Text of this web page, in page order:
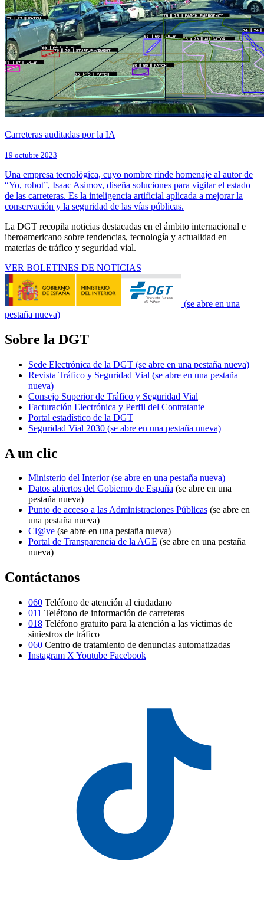
Carreteras auditadas por la IA
19 octubre 2023
Una empresa tecnológica, cuyo nombre rinde homenaje al autor de
“Yo, robot”, Isaac Asimov, diseña soluciones para vigilar el estado
de las carreteras. Es la inteligencia artificial aplicada a mejorar la
conservación y la seguridad de las vías públicas.
La DGT recopila noticias destacadas en el ámbito internacional e
iberoamericano sobre tendencias, tecnología y actualidad en
materias de tráfico y seguridad vial.
VER BOLETINES DE NOTICIAS
(se abre en una
pestaña nueva)
Sobre la DGT
Sede Electrónica de la DGT (se abre en una pestaña nueva)
Revista Tráfico y Seguridad Vial (se abre en una pestaña
nueva)
Consejo Superior de Tráfico y Seguridad Vial
Facturación Electrónica y Perfil del Contratante
Portal estadístico de la DGT
Seguridad Vial 2030 (se abre en una pestaña nueva)
A un clic
Ministerio del Interior(se abre en una pestaña nueva)
Datos abiertos del Gobierno de España (se abre en una
pestaña nueva)
Punto de acceso a las Administraciones Públicas (se abre en
una pestaña nueva)
Cl@ve (se abre en una pestaña nueva)
Portal de Transparencia de la AGE (se abre en una pestaña
nueva)
Contáctanos
060 Teléfono de atención al ciudadano
011 Teléfono de información de carreteras
018 Teléfono gratuito para la atención a las víctimas de
siniestros de tráfico
060 Centro de tratamiento de denuncias automatizadas
Instagram X Youtube Facebook